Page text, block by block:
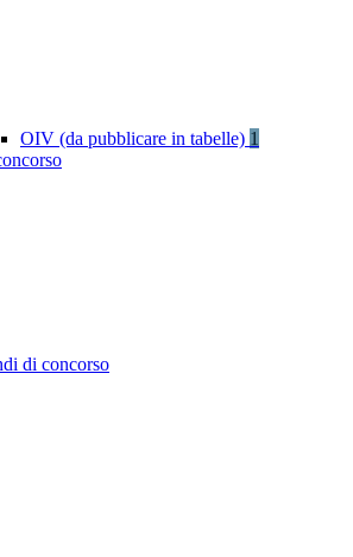
OIV (da pubblicare in tabelle) 1
di concorso